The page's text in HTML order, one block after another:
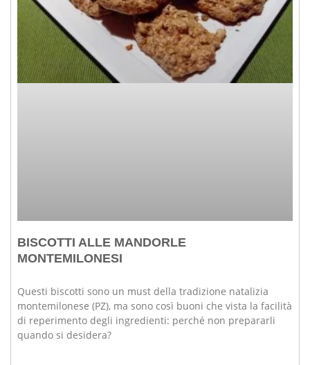
BISCOTTI ALLE MANDORLE
MONTEMILONESI
Questi biscotti sono un must della tradizione natalizia
montemilonese (PZ), ma sono così buoni che vista la facilità
di reperimento degli ingredienti: perché non prepararli
quando si desidera?